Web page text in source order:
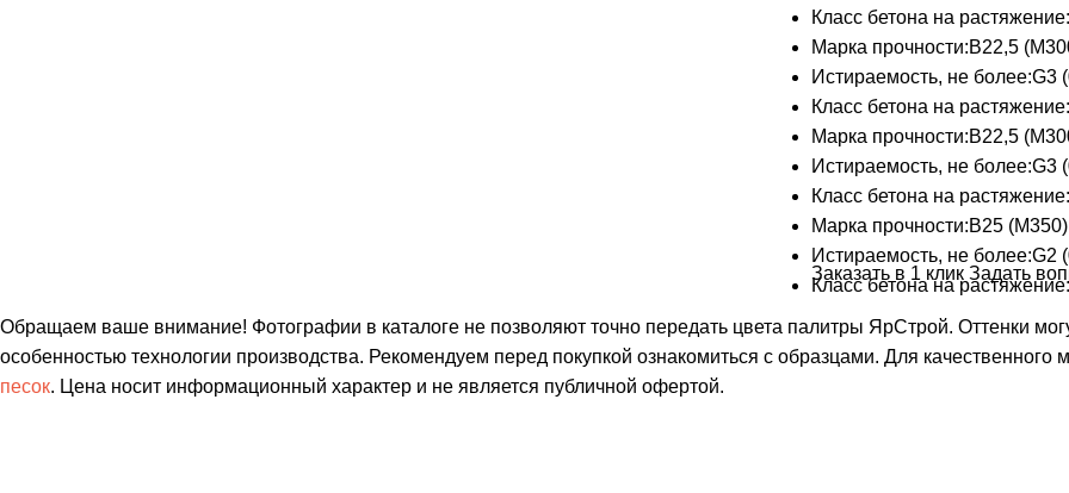
Класс бетона на растяжение:
Марка прочности:В22,5
Истираемость, не более:G3
Класс бетона на растяжение:
Марка прочности:В22,5
Истираемость, не более:G3
Класс бетона на растяжение:
Марка прочности:В25 (М350)
Истираемость, не более:G2
Класс бетона на растяжение:
Заказать в 1 клик Задать
Обращаем ваше внимание! Фотографии в каталоге не позволяют точно передать цвета палитры ЯрСтрой. Оттенки
особенностью технологии производства. Рекомендуем перед покупкой ознакомиться с образцами. Для
песок. Цена носит информационный характер и не является публичной офертой.